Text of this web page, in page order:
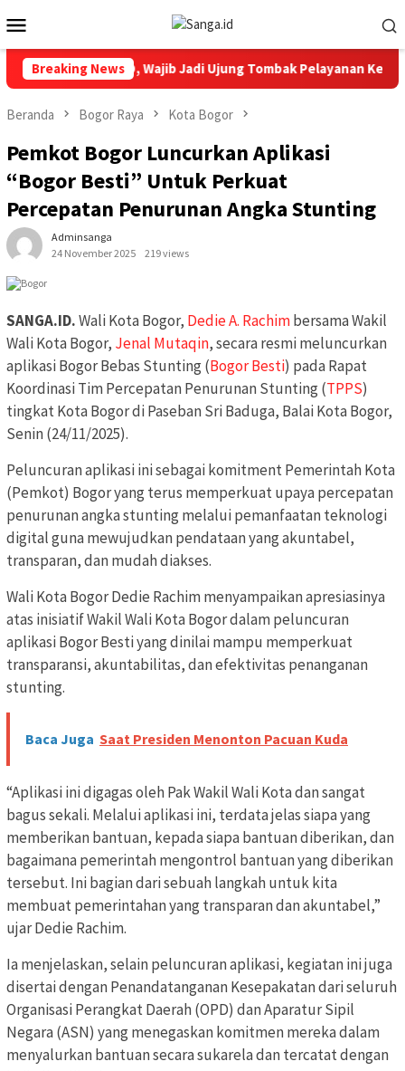
ke
kontenMobile
Breaking News
Ke 12 RSUD, Wajib Jadi Ujung Tombak Pelayanan
Beranda Bogor Raya Kota Bogor
Pemkot Bogor Luncurkan Aplikasi
“Bogor Besti” Untuk Perkuat
Percepatan Penurunan Angka Stunting
Adminsanga
24 November 2025
219 views
SANGA.ID.Wali Kota Bogor, Dedie A. Rachimbersama Wakil
Wali Kota Bogor, Jenal Mutaqin, secara resmi meluncurkan
aplikasi Bogor Bebas Stunting (Bogor Besti) pada Rapat
Koordinasi Tim Percepatan Penurunan Stunting (TPPS)
tingkat Kota Bogor di Paseban Sri Baduga, Balai Kota Bogor,
Senin (24/11/2025).
Peluncuran aplikasi ini sebagai komitment Pemerintah Kota
(Pemkot) Bogor yang terus memperkuat upaya percepatan
penurunan angka stunting melalui pemanfaatan teknologi
digital guna mewujudkan pendataan yang akuntabel,
transparan, dan mudah diakses.
Wali Kota Bogor Dedie Rachim menyampaikan apresiasinya
atas inisiatif Wakil Wali Kota Bogor dalam peluncuran
aplikasi Bogor Besti yang dinilai mampu memperkuat
transparansi, akuntabilitas, dan efektivitas penanganan
stunting.
Baca Juga Saat Presiden Menonton Pacuan Kuda
“Aplikasi ini digagas oleh Pak Wakil Wali Kota dan sangat
bagus sekali. Melalui aplikasi ini, terdata jelas siapa yang
memberikan bantuan, kepada siapa bantuan diberikan, dan
bagaimana pemerintah mengontrol bantuan yang diberikan
tersebut. Ini bagian dari sebuah langkah untuk kita
membuat pemerintahan yang transparan dan akuntabel,”
ujar Dedie Rachim.
Ia menjelaskan, selain peluncuran aplikasi, kegiatan ini juga
disertai dengan Penandatanganan Kesepakatan dari seluruh
Organisasi Perangkat Daerah (OPD) dan Aparatur Sipil
Negara (ASN) yang menegaskan komitmen mereka dalam
menyalurkan bantuan secara sukarela dan tercatat dengan